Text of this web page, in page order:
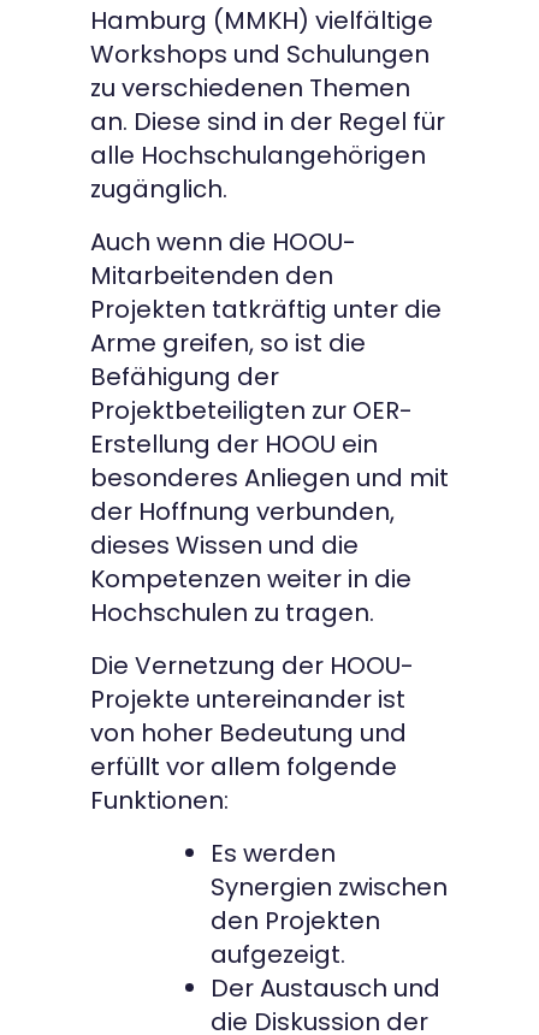
Hamburg (MMKH) vielfältige
Workshops und Schulungen
zu verschiedenen Themen
an. Diese sind in der Regel für
alle Hochschulangehörigen
zugänglich.
Auch wenn die HOOU-
Mitarbeitenden den
Projekten tatkräftig unter die
Arme greifen, so ist die
Befähigung der
Projektbeteiligten zur OER-
Erstellung der HOOU ein
besonderes Anliegen und mit
der Hoffnung verbunden,
dieses Wissen und die
Kompetenzen weiter in die
Hochschulen zu tragen.
Die Vernetzung der HOOU-
Projekte untereinander ist
von hoher Bedeutung und
erfüllt vor allem folgende
Funktionen:
Es werden
Synergien zwischen
den Projekten
aufgezeigt.
Der Austausch und
die Diskussion der